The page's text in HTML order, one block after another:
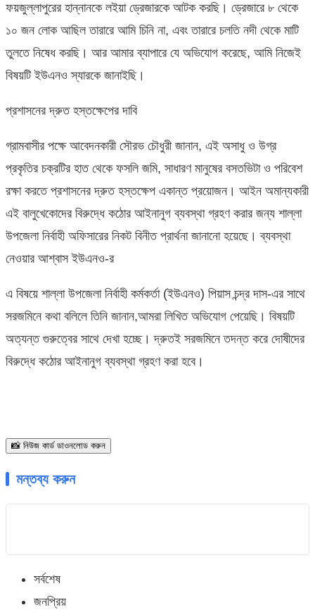
ফয়জুল্লাপুরের হান্নানকে লইয়া ড্রেজারকে আটক করছি। ড্রেজারে ৮ থেকে
১০ জন লোক আছিল তারারে আমি চিনি না, এবং তারারে চলতি নদী থেকে মাটি
তুলতে নিষেধ করছি। আর আমার ব্যাপারে যে অভিযোগ করেছে, আমি নিজেই
বিষয়টি ইউএনও স্যারকে জানাইছি।
প্রশাসনের দ্রুত হস্তক্ষেপের দাবি
গ্রামবাসীর পক্ষে আবেদনকারী সৌরভ চৌধুরী জানান, এই অসাধু ও উগ্র
প্রকৃতির চক্রটির হাত থেকে ফসলি জমি, সাধারণ মানুষের বসতভিটা ও পরিবেশ
রক্ষা করতে প্রশাসনের দ্রুত হস্তক্ষেপ একান্ত প্রয়োজন। আইন অমান্যকারী
এই বালুখেকোদের বিরুদ্ধে কঠোর আইনানুগ ব্যবস্থা গ্রহণ করার জন্য শাল্লা
উপজেলা নির্বাহী অফিসারের নিকট বিনীত প্রার্থনা জানানো হয়েছে। ব্যবস্থা
নেওয়ার আশ্বাস ইউএনও-র
এ বিষয়ে শাল্লা উপজেলা নির্বাহী কর্মকর্তা (ইউএনও) পিয়াস চন্দ্র দাস-এর সাথে
সরজমিনে কথা বলিলে তিনি জানান,আমরা লিখিত অভিযোগ পেয়েছি। বিষয়টি
অত্যন্ত গুরুত্বের সাথে দেখা হচ্ছে। দ্রুতই সরজমিনে তদন্ত করে দোষীদের
বিরুদ্ধে কঠোর আইনানুগ ব্যবস্থা গ্রহণ করা হবে।
📸 নিউজ কার্ড ডাওনলোড করুন
মন্তব্য করুন
সর্বশেষ
জনপ্রিয়